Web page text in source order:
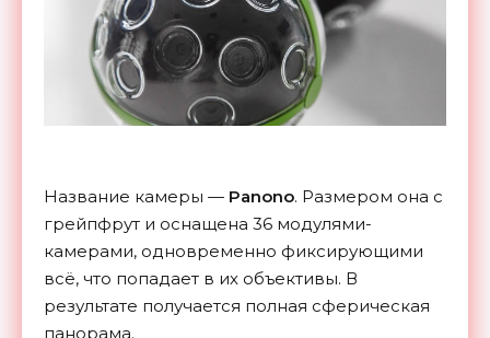
Название камеры — Panono. Размером она с
грейпфрут и оснащена 36 модулями-
камерами, одновременно фиксирующими
всё, что попадает в их объективы. В
результате получается полная сферическая
панорама.